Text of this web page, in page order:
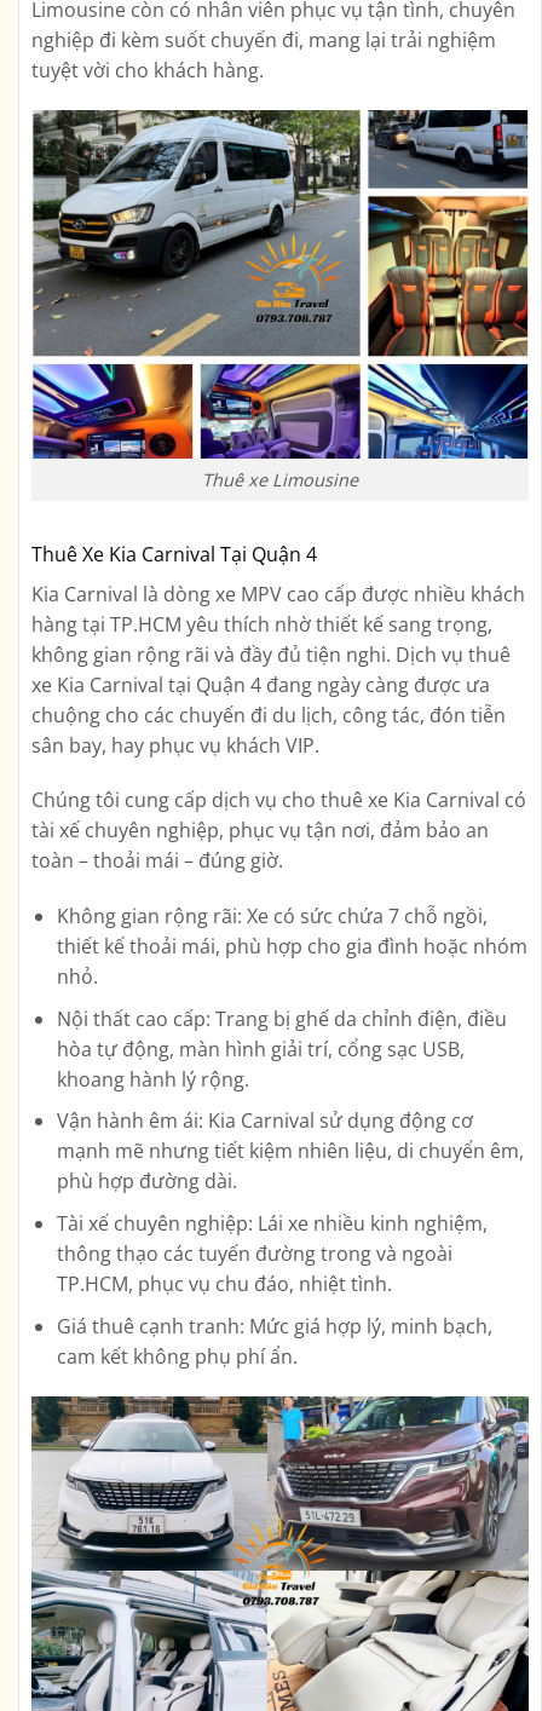
Limousine còn có nhân viên phục vụ tận tình, chuyên
nghiệp đi kèm suốt chuyến đi, mang lại trải nghiệm
tuyệt vời cho khách hàng.
Thuê xe Limousine
Thuê Xe Kia Carnival Tại Quận 4
Kia Carnival là dòng xe MPV cao cấp được nhiều khách
hàng tại TP.HCM yêu thích nhờ thiết kế sang trọng,
không gian rộng rãi và đầy đủ tiện nghi. Dịch vụ thuê
xe Kia Carnival tại Quận 4 đang ngày càng được ưa
chuộng cho các chuyến đi du lịch, công tác, đón tiễn
sân bay, hay phục vụ khách VIP.
Chúng tôi cung cấp dịch vụ cho thuê xe Kia Carnival có
tài xế chuyên nghiệp, phục vụ tận nơi, đảm bảo an
toàn – thoải mái – đúng giờ.
Không gian rộng rãi: Xe có sức chứa 7 chỗ ngồi,
thiết kế thoải mái, phù hợp cho gia đình hoặc nhóm
nhỏ.
Nội thất cao cấp: Trang bị ghế da chỉnh điện, điều
hòa tự động, màn hình giải trí, cổng sạc USB,
khoang hành lý rộng.
Vận hành êm ái: Kia Carnival sử dụng động cơ
mạnh mẽ nhưng tiết kiệm nhiên liệu, di chuyển êm,
phù hợp đường dài.
Tài xế chuyên nghiệp: Lái xe nhiều kinh nghiệm,
thông thạo các tuyến đường trong và ngoài
TP.HCM, phục vụ chu đáo, nhiệt tình.
Giá thuê cạnh tranh: Mức giá hợp lý, minh bạch,
cam kết không phụ phí ẩn.